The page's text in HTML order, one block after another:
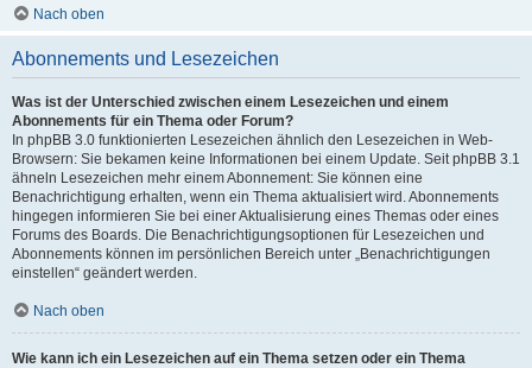
Nach oben
Abonnements und Lesezeichen
Was ist der Unterschied zwischen einem Lesezeichen und einem
Abonnements für ein Thema oder Forum?
In phpBB 3.0 funktionierten Lesezeichen ähnlich den Lesezeichen in Web-
Browsern: Sie bekamen keine Informationen bei einem Update. Seit phpBB 3.1
ähneln Lesezeichen mehr einem Abonnement: Sie können eine
Benachrichtigung erhalten, wenn ein Thema aktualisiert wird. Abonnements
hingegen informieren Sie bei einer Aktualisierung eines Themas oder eines
Forums des Boards. Die Benachrichtigungsoptionen für Lesezeichen und
Abonnements können im persönlichen Bereich unter „Benachrichtigungen
einstellen“ geändert werden.
Nach oben
Wie kann ich ein Lesezeichen auf ein Thema setzen oder ein Thema